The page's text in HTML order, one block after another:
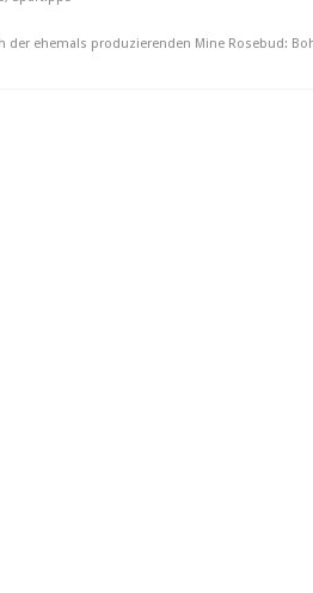
der ehemals produzierenden Mine Rosebud: